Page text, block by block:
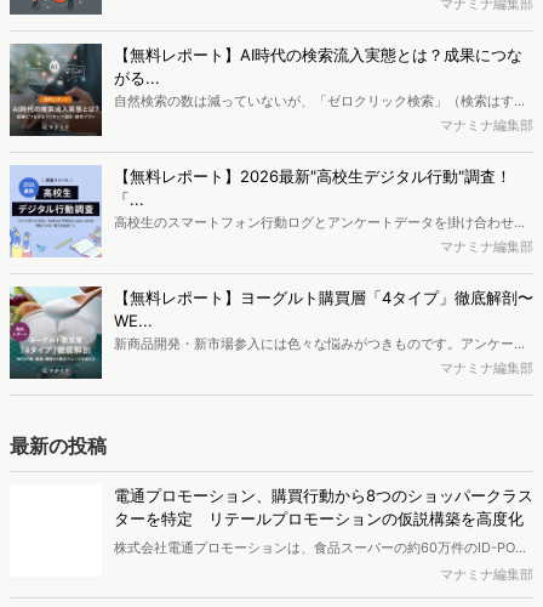
データを活用し、Web上の消費者行動を起点とした競合サイト分析や
消費者分析が可能です。今回はDockpitならではの利便性の高い機能
や活用方法を解説します。
マナミナ編集部
【無料レポート】AI時代の検索流入実態とは？成果につな
がる...
自然検索の数は減っていないが、「ゼロクリック検索」（検索はする
がページには流入しない）の割合が増加しているのが、AI時代の検索
か、また、要因を理解した上で、成果に確実につながるコンテンツを
制作するにはどうするべきなのでしょうか。本レポートはこのような
疑問をお抱えのSEO・Webマーケティングご担当者様におすすめの内
容となっています。※本レポートは記事のフォームから無料でダウン
マナミナ編集部
【無料レポート】2026最新"高校生デジタル行動"調査！
「...
高校生のスマートフォン行動ログとアンケートデータを掛け合わせ、
最新の若年層（高校生）におけるデジタル行動実態やSNSの利用傾向
ち、スマートフォンを取り巻く環境が成熟するなか、新興SNSの台頭
により高校生のデジタルライフスタイルは新たな変化を見せていま
す。※資料は記事内の入力フォームより、ダウンロードいただけま
マナミナ編集部
【無料レポート】ヨーグルト購買層「4タイプ」徹底解剖〜
WE...
新商品開発・新市場参入には色々な悩みがつきものです。アンケート
調査を実施しても、購買実態が不透明、新商品の受容性も判断しきれ
ポートとなっています。※本レポートは記事のフォームから無料でダ
ウンロードできます。
マナミナ編集部
最新の投稿
電通プロモーション、購買行動から8つのショッパークラス
ターを特定 リテールプロモーションの仮説構築を高度化
株式会社電通プロモーションは、食品スーパーの約60万件のID-POS
データと生活者の定性データをAIで分析し、購買行動の特徴に基づい
た8つのショッパークラスターを特定しました。これにより購買時点
マナミナ編集部